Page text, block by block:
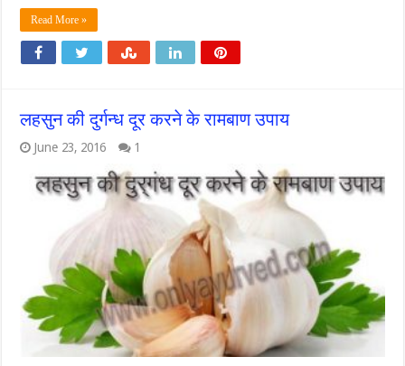
Read More »
लहसुन की दुर्गन्ध दूर करने के रामबाण उपाय
June 23, 2016 1